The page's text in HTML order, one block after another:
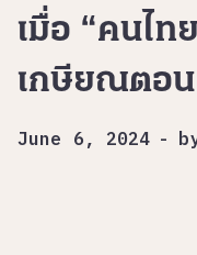
เมื่อ “คนไท
เกษียณตอ
June 6, 2024 -